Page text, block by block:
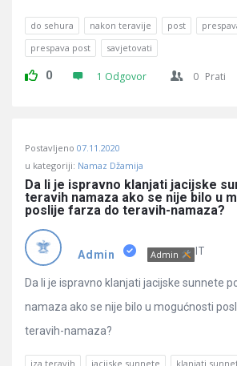
do sehura nakon teravije post
prespava post
savjetovati
0 1 Odgovor 0 Prati
Postavljeno 07.11.2020
u kategoriji: Namaz Džamija
Da li je ispravno klanjati jacijske
teravih namaza ako se nije bilo u
poslije farza do teravih-namaza?
Admin Admin IT
Da li je ispravno klanjati jacijske sunnete
namaza ako se nije bilo u mogućnosti
teravih-namaza?
iza teravih jacijske sunnete klanjati